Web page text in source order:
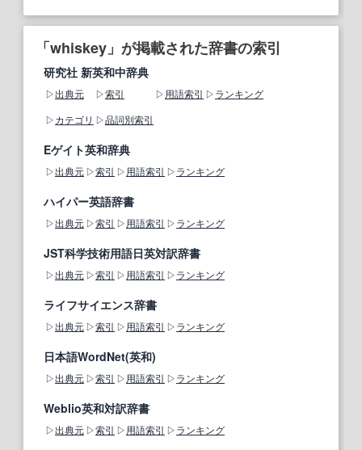
「whiskey」が掲載された辞書の索引
研究社 新英和中辞典
出典元 索引 用語索引
ランキング
カテゴリ
品詞別索引
Eゲイト英和辞典
出典元 索引 用語索引 ランキング
ハイパー英語辞書
出典元 索引 用語索引 ランキング
JST科学技術用語日英対訳辞書
出典元 索引 用語索引 ランキング
ライフサイエンス辞書
出典元 索引 用語索引 ランキング
日本語WordNet(英和)
出典元 索引 用語索引 ランキング
Weblio英和対訳辞書
出典元 索引 用語索引 ランキング